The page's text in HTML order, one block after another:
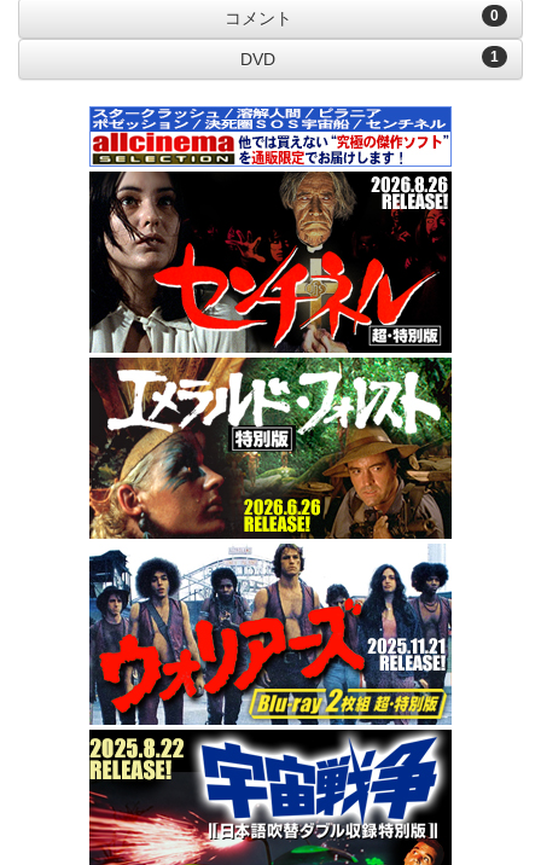
0
コメント
1
DVD